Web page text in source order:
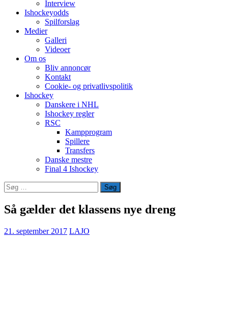
Interview
Ishockeyodds
Spilforslag
Medier
Galleri
Videoer
Om os
Bliv annoncør
Kontakt
Cookie- og privatlivspolitik
Ishockey
Danskere i NHL
Ishockey regler
RSC
Kampprogram
Spillere
Transfers
Danske mestre
Final 4 Ishockey
Søg
efter:
Så gælder det klassens nye dreng
21. september 2017 LAJO